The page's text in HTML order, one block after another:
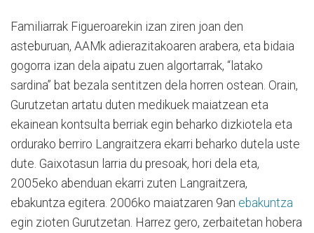
Familiarrak Figueroarekin izan ziren joan den
asteburuan, AAMk adierazitakoaren arabera, eta bidaia
gogorra izan dela aipatu zuen algortarrak, “latako
sardina” bat bezala sentitzen dela horren ostean. Orain,
Gurutzetan artatu duten medikuek maiatzean eta
ekainean kontsulta berriak egin beharko dizkiotela eta
ordurako berriro Langraitzera ekarri beharko dutela uste
dute. Gaixotasun larria du presoak, hori dela eta,
2005eko abenduan ekarri zuten Langraitzera,
ebakuntza egitera. 2006ko maiatzaren 9an ebakuntza
egin zioten Gurutzetan. Harrez gero, zerbaitetan hobera